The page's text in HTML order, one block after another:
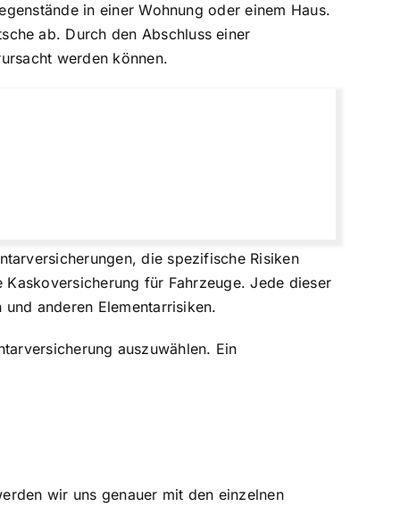
in einer Wohnung oder einem Haus.
ab. Durch den Abschluss einer
werden können.
die spezifische Risiken
für Fahrzeuge. Jede dieser
anderen Elementarrisiken.
auszuwählen. Ein
wir uns genauer mit den einzelnen